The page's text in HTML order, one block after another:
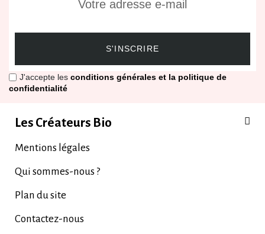
S'INSCRIRE
J'accepte les conditions générales et la politique de
confidentialité
Les Créateurs Bio
Mentions légales
Qui sommes-nous ?
Plan du site
Contactez-nous